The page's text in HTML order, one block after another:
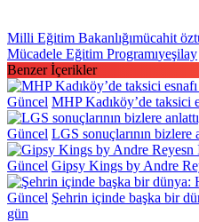
Milli Eğitim Bakanlığımücahit
Mücadele Eğitim Programıyeşilay
Benzer İçerikler
Güncel MHP Kadıköy’de taksici
Güncel LGS sonuçlarının bizlere
Güncel Gipsy Kings by Andre
Güncel Şehrin içinde başka bir
gün